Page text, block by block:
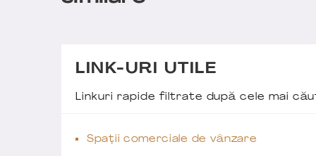
LINK-URI UTILE
Linkuri rapide filtrate după cele mai
Spații comerciale de vânzare